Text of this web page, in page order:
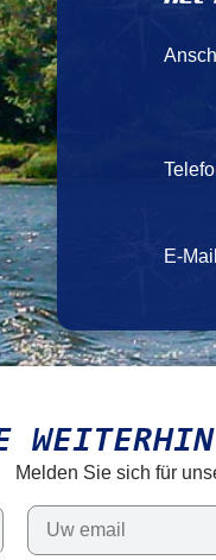
E-Mail
Melden Sie sich für